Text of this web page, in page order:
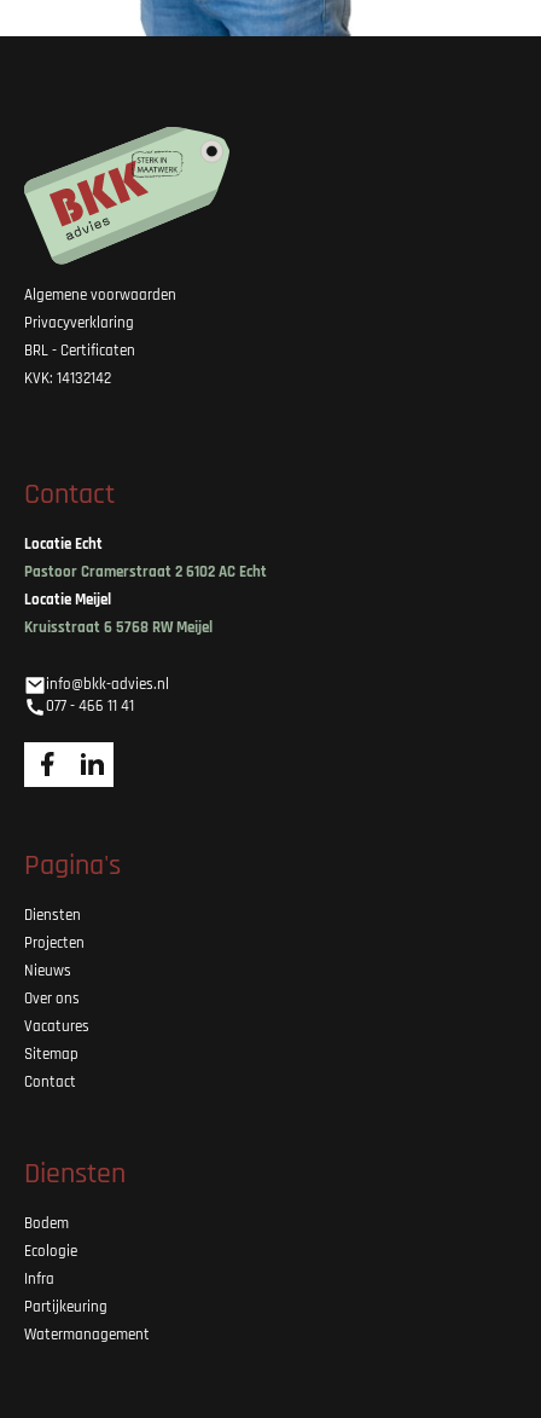
Algemene voorwaarden
Privacyverklaring
BRL - Certificaten
KVK: 14132142
Contact
Locatie Echt
Pastoor Cramerstraat 2 6102 AC Echt
Locatie Meijel
Kruisstraat 6 5768 RW Meijel
info@bkk-advies.nl
077 - 466 11 41
Pagina's
Diensten
Projecten
Nieuws
Over ons
Vacatures
Sitemap
Contact
Diensten
Bodem
Ecologie
Infra
Partijkeuring
Watermanagement